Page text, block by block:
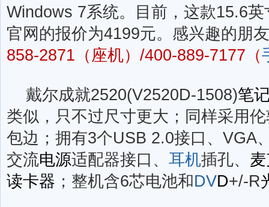
Windows 7系统。目前，这款15.6英
官网的报价为4199元。感兴趣的朋
858-2871（座机）/400-889-7177（
戴尔成就2520(V2520D-1508)笔
类似，只不过尺寸更大；同样采用
包边；拥有3个USB 2.0接口、VGA
交流电源适配器接口、 耳机插孔、
读卡器 ；整机含6芯电池和DVD+/-R